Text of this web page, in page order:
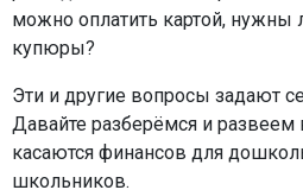
можно оплатить картой,
купюры?
Эти и другие вопросы задают
Давайте разберёмся и
касаются финансов для
школьников.